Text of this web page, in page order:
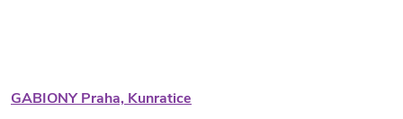
GABIONY Praha, Kunratice